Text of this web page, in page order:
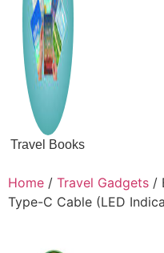
Travel Books
Home / Travel Gadgets /
Type-C Cable (LED